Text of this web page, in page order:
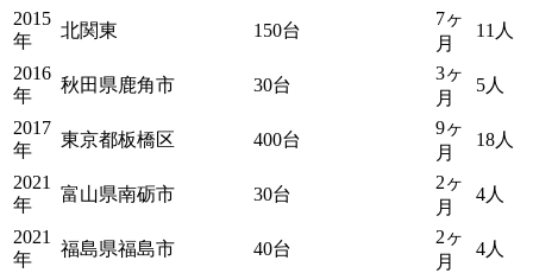
2015
年
北関東 150台
7ヶ
月
11人
2016
年
秋田県鹿角市 30台
3ヶ
月
5人
2017
年
東京都板橋区 400台
9ヶ
月
18人
2021
年
富山県南砺市 30台
2ヶ
月
4人
2021
年
福島県福島市 40台
2ヶ
月
4人